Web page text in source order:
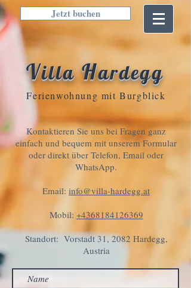
Jetzt buchen
VillaHardegg
Ferienwohnung mit Burgblick
Kontaktieren Sie uns bei Fragen ganz
einfach und bequem mit unserem Formular
oder direkt über Telefon, Email oder
WhatsApp.
Email: info@villa-hardegg.at
Mobil: +4368184126369
Standort: Vorstadt 31, 2082 Hardegg,
Austria